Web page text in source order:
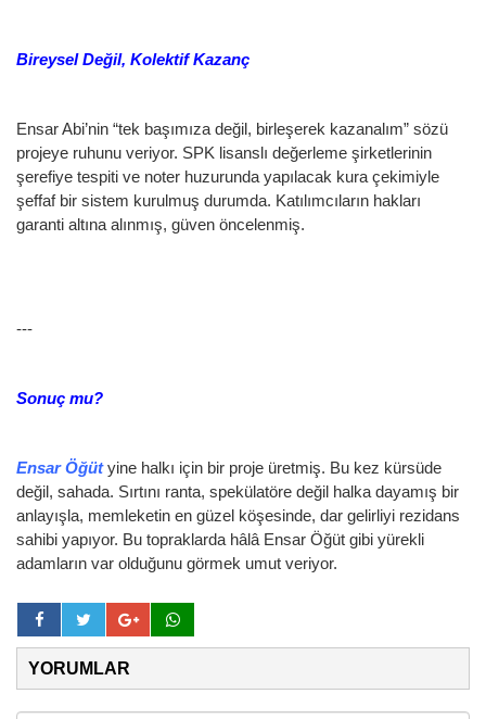
Bireysel Değil, Kolektif Kazanç
Ensar Abi’nin “tek başımıza değil, birleşerek kazanalım” sözü
projeye ruhunu veriyor. SPK lisanslı değerleme şirketlerinin
şerefiye tespiti ve noter huzurunda yapılacak kura çekimiyle
şeffaf bir sistem kurulmuş durumda. Katılımcıların hakları
garanti altına alınmış, güven öncelenmiş.
---
Sonuç mu?
Ensar Öğütyine halkı için bir proje üretmiş. Bu kez kürsüde
değil, sahada. Sırtını ranta, spekülatöre değil halka dayamış bir
anlayışla, memleketin en güzel köşesinde, dar gelirliyi rezidans
sahibi yapıyor. Bu topraklarda hâlâ Ensar Öğüt gibi yürekli
adamların var olduğunu görmek umut veriyor.
YORUMLAR